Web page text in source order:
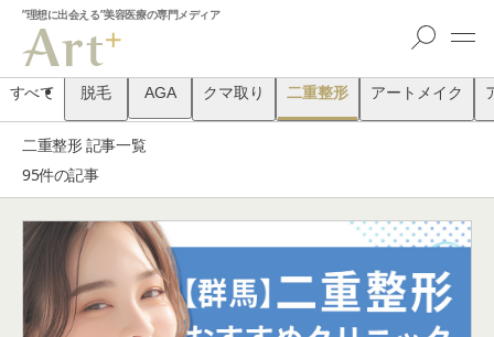
”理想に出会える”美容医療の専門メディア
すべて 脱毛 AGA クマ取り 二重整形 アートメイク
二重整形 記事一覧
95件の記事